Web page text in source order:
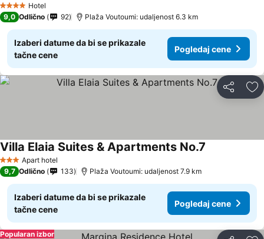
4 ZvezdiceHotel
9,0 Odlično 92 Plaža Voutoumi: udaljenost 6.3 km
Izaberi datume da bi se prikazale
tačne cene
Pogledaj cene
Deli
3 ZvezdiceApart hotel
Villa Elaia Suites & Apartments No.7
9,7 Odlično 133 Plaža Voutoumi: udaljenost 7.9 km
Izaberi datume da bi se prikazale
tačne cene
Pogledaj cene
Popularan izbor